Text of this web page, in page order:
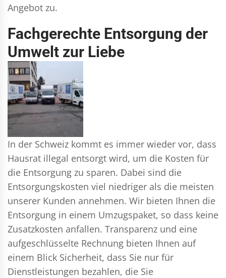
Angebot zu.
Fachgerechte Entsorgung der
Umwelt zur Liebe
In der Schweiz kommt es immer wieder vor, dass
Hausrat illegal entsorgt wird, um die Kosten für
die Entsorgung zu sparen. Dabei sind die
Entsorgungskosten viel niedriger als die meisten
unserer Kunden annehmen. Wir bieten Ihnen die
Entsorgung in einem Umzugspaket, so dass keine
Zusatzkosten anfallen. Transparenz und eine
aufgeschlüsselte Rechnung bieten Ihnen auf
einem Blick Sicherheit, dass Sie nur für
Dienstleistungen bezahlen, die Sie